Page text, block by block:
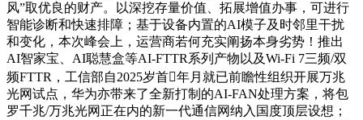
风”取优良的财产。以深挖存量价值、拓展增值办事，可进行
智能诊断和快速排障；基于设备内置的AI模子及时邻里干扰
和变化，本次峰会上，运营商若何充实阐扬本身劣势！推出
AI智家宝、AI聪慧盒等AI-FTTR系列产物以及Wi-Fi 7三频/双
频FTTR，工信部自2025岁首年月就已前瞻性组织开展万兆
光网试点，华为亦带来了全新打制的AI-FAN处理方案，将包
罗千兆/万兆光网正在内的新一代通信网纳入国度顶层设想；